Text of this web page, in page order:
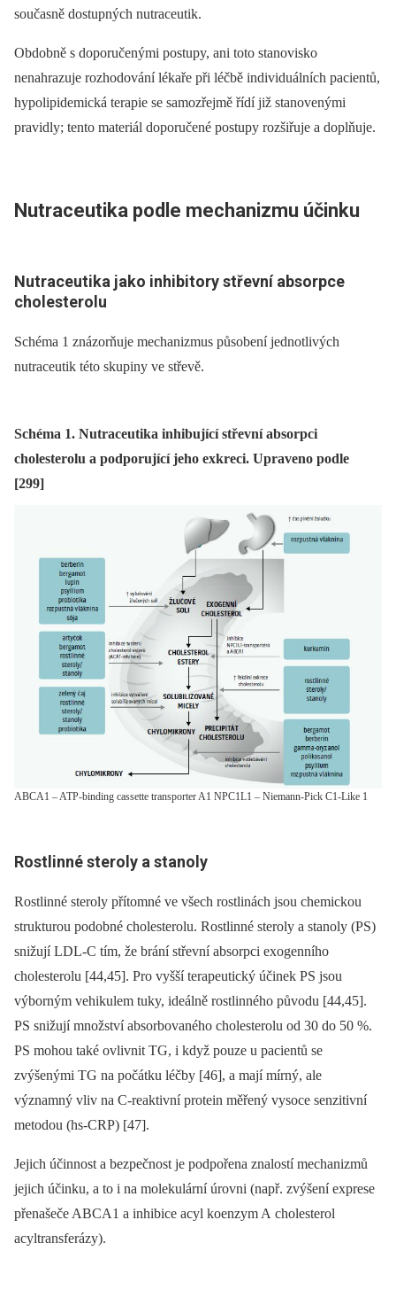
současně dostupných nutraceutik.
Obdobně s doporučenými postupy, ani toto stanovisko
nenahrazuje rozhodování lékaře při léčbě individuálních pacientů,
hypolipidemická terapie se samozřejmě řídí již stanovenými
pravidly; tento materiál doporučené postupy rozšiřuje a doplňuje.
Nutraceutika podle mechanizmu účinku
Nutraceutika jako inhibitory střevní absorpce
cholesterolu
Schéma 1 znázorňuje mechanizmus působení jednotlivých
nutraceutik této skupiny ve střevě.
Schéma 1. Nutraceutika inhibující střevní absorpci
cholesterolu a podporující jeho exkreci. Upraveno podle
[299]
ABCA1 – ATP-binding cassette transporter A1 NPC1L1 – Niemann-Pick C1-Like 1
Rostlinné steroly a stanoly
Rostlinné steroly přítomné ve všech rostlinách jsou chemickou
strukturou podobné cholesterolu. Rostlinné steroly a stanoly (PS)
snižují LDL-C tím, že brání střevní absorpci exogenního
cholesterolu [44,45]. Pro vyšší terapeutický účinek PS jsou
výborným vehikulem tuky, ideálně rostlinného původu [44,45].
PS snižují množství absorbovaného cholesterolu od 30 do 50 %.
PS mohou také ovlivnit TG, i když pouze u pacientů se
zvýšenými TG na počátku léčby [46], a mají mírný, ale
významný vliv na C-reaktivní protein měřený vysoce senzitivní
metodou (hs-CRP) [47].
Jejich účinnost a bezpečnost je podpořena znalostí mechanizmů
jejich účinku, a to i na molekulární úrovni (např. zvýšení exprese
přenašeče ABCA1 a inhibice acyl koenzym A cholesterol
acyltransferázy).